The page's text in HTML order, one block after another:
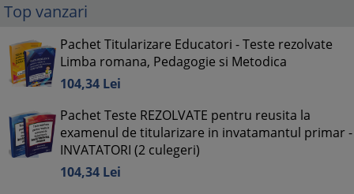
Top vanzari
Pachet Titularizare Educatori - Teste rezolvate
Limba romana, Pedagogie si Metodica
104,34 Lei
Pachet Teste REZOLVATE pentru reusita la
examenul de titularizare in invatamantul primar -
INVATATORI (2 culegeri)
104,34 Lei